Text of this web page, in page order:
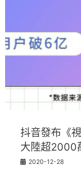
抖音發布《
大陸超2000
2020-12-28